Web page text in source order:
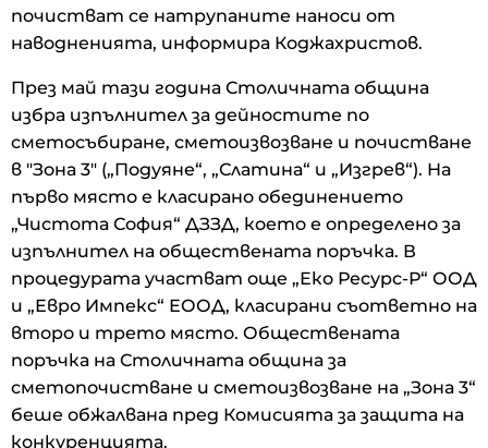
почистват се натрупаните наноси от
наводненията, информира Коджахристов.
През май тази година Столичната община
избра изпълнител за дейностите по
сметосъбиране, сметоизвозване и почистване
в "Зона 3" („Подуяне“, „Слатина“ и „Изгрев“). На
първо място е класирано обединението
„Чистота София“ ДЗЗД, което е определено за
изпълнител на обществената поръчка. В
процедурата участват още „Еко Ресурс-Р“ ООД
и „Евро Импекс“ ЕООД, класирани съответно на
второ и трето място. Обществената
поръчка на Столичната община за
сметопочистване и сметоизвозване на „Зона 3“
беше обжалвана пред Комисията за защита на
конкуренцията.